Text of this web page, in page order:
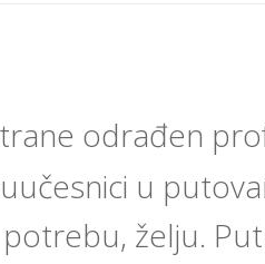
odrađen
u
želju.